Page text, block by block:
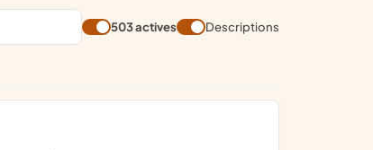
503 actives Descriptions